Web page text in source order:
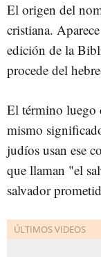
El origen del
cristiana.
edición de la
procede del
El término luego
mismo
judíos usan ese
que llaman "el
salvador